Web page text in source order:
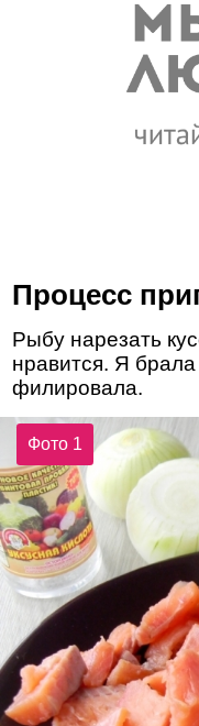
Процесс
Рыбу нарезать
нравится. Я
филировала.
Фото 1